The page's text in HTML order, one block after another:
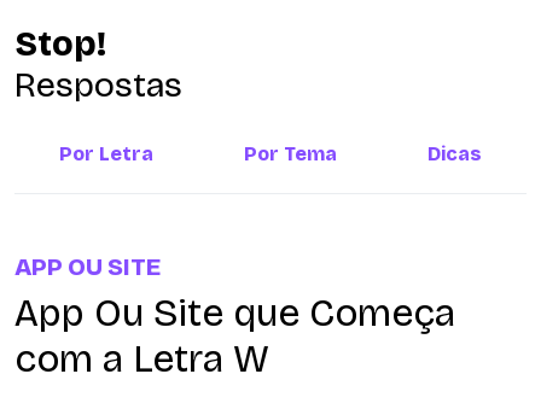
Stop!
Respostas
Por Letra Por Tema Dicas
APP OU SITE
App Ou Site que Começa
com a Letra W